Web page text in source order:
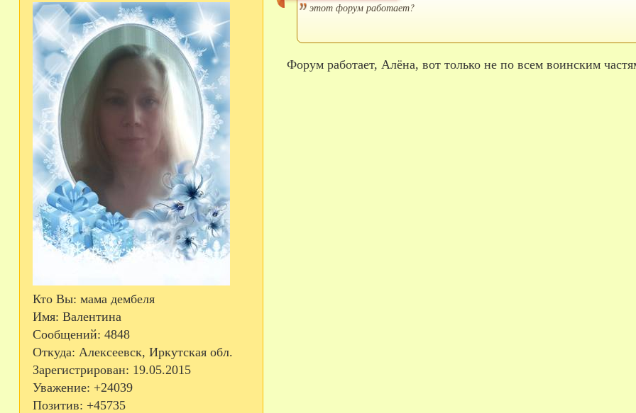
Кто Вы: мама дембеля
Имя: Валентина
Сообщений: 4848
Откуда: Алексеевск, Иркутская обл.
Зарегистрирован: 19.05.2015
Уважение: +24039
Позитив: +45735
этот форум работает?
Форум работает, Алёна, вот только не по всем воинским